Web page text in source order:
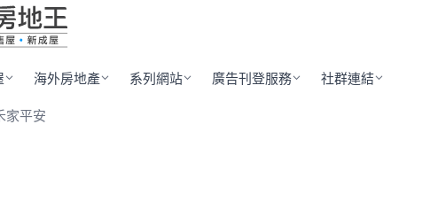
海外房地產 系列網站 廣告刊登服務 社群連結
家平安